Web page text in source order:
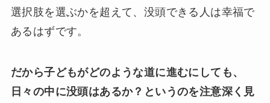
選択肢を選ぶかを超えて、没頭できる人は幸福で
あるはずです。
だから子どもがどのような道に進むにしても、
日々の中に没頭はあるか？というのを注意深く見